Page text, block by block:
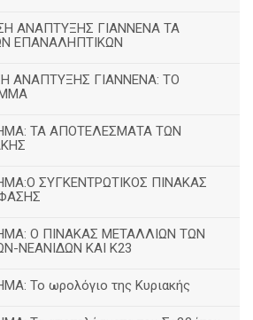
ΑΝΑΠΤΥΞΗΣ ΓΙΑΝΝΕΝΑ ΤΑ
ΕΠΑΝΑΛΗΠΤΙΚΩΝ
ΑΝΑΠΤΥΞΗΣ ΓΙΑΝΝΕΝΑ: ΤΟ
ΤΑ ΑΠΟΤΕΛΕΣΜΑΤΑ ΤΩΝ
ΣΥΓΚΕΝΤΡΩΤΙΚΟΣ ΠΙΝΑΚΑΣ
Ο ΠΙΝΑΚΑΣ ΜΕΤΑΛΛΙΩΝ ΤΩΝ
ΝΕΑΝΙΔΩΝ ΚΑΙ Κ23
Το ωρολόγιο της Κυριακής